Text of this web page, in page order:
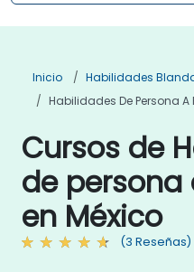
Inicio
Habilidades
Habilidades De Persona
Cursos de
de persona
en México
(3 Reseñas)